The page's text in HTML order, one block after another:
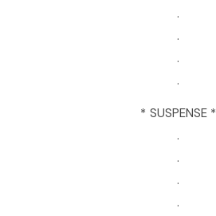
.
.
.
.
* SUSPENSE *
.
.
.
.